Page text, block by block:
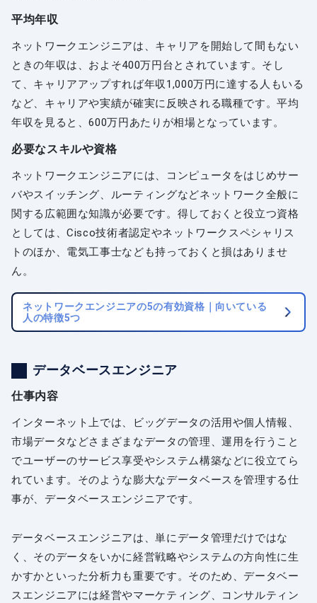
平均年収
ネットワークエンジニアは、キャリアを開始して間もない
ときの年収は、およそ400万円台とされています。そし
て、キャリアアップすれば年収1,000万円に達する人もいる
など、キャリアや実績が確実に反映される職種です。平均
年収を見ると、600万円あたりが相場となっています。
必要なスキルや資格
ネットワークエンジニアには、コンピュータをはじめサー
バやスイッチング、ルーティングなどネットワーク全般に
関する広範囲な知識が必要です。得しておくと役立つ資格
としては、Cisco技術者認定やネットワークスペシャリス
トのほか、電気工事士なども持っておくと損はありませ
ん。
ネットワークエンジニアの5の有効資格｜向いている
人の特徴5つ
データベースエンジニア
仕事内容
インターネット上では、ビッグデータの活用や個人情報、
市場データなどさまざまなデータの管理、運用を行うこと
でユーザーのサービス享受やシステム構築などに役立てら
れています。そのような膨大なデータベースを管理する仕
事が、データベースエンジニアです。
データベースエンジニアは、単にデータ管理だけではな
く、そのデータをいかに経営戦略やシステムの方向性に生
かすかといった分析力も重要です。そのため、データベー
スエンジニアには経営やマーケティング、コンサルティン